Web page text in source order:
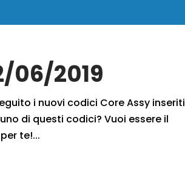
06/2019
i nuovi codici Core Assy inseriti
di questi codici? Vuoi essere il
te!...